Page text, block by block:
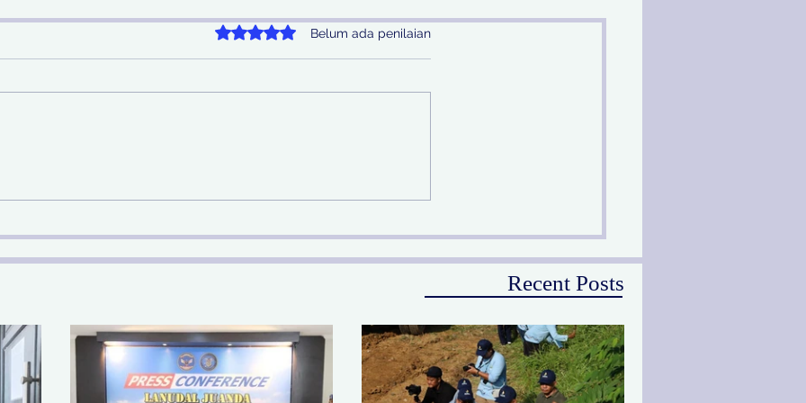
Juanda Gagalkan
di Bandara Juanda
Nasional
Dinilai 0 dari 5 bintang.
Belum ada penilaian
Recent Posts